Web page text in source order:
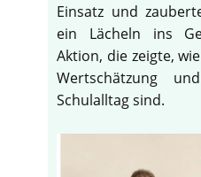
Einsatz und
ein Lächeln ins
Aktion, die zeigte,
Wertschätzung
Schulalltag sind.